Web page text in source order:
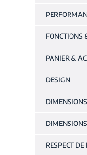
FONCTIONS
PANIER &
DESIGN
RESPECT